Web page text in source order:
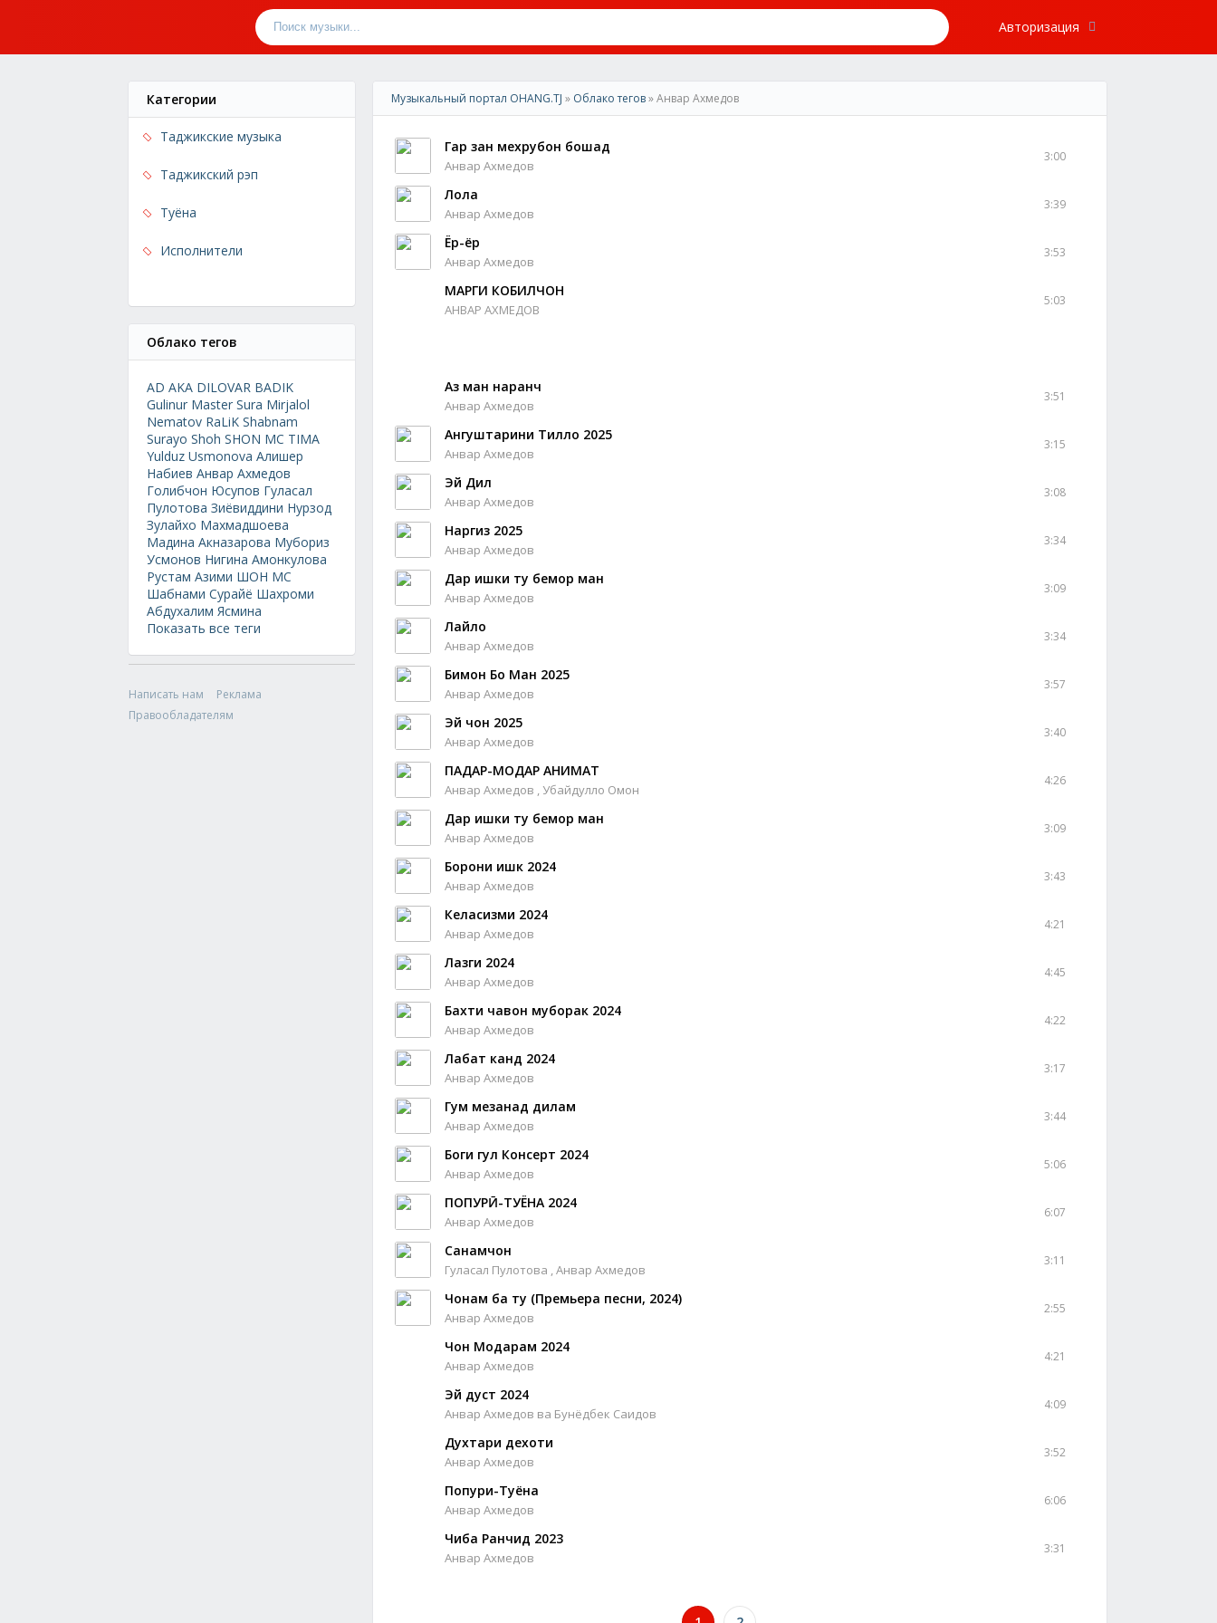
Авторизация
Категории
Таджикские музыка
Таджикский рэп
Туёна
Исполнители
Облако тегов
AD AKA DILOVAR BADIK
Gulinur Master Sura Mirjalol
Nematov RaLiK Shabnam
Surayo Shoh SHON MC TIMA
Yulduz Usmonova Алишер
Набиев Анвар Ахмедов
Голибчон Юсупов Гуласал
Пулотова Зиёвиддини Нурзод
Зулайхо Махмадшоева
Мадина Акназарова Мубориз
Усмонов Нигина Амонкулова
Рустам Азими ШОН МС
Шабнами Сурайё Шахроми
Абдухалим Ясмина
Показать все теги
Написать нам
Реклама
Правообладателям
Музыкальный портал OHANG.TJ » Облако тегов» Анвар Ахмедов
Гар зан мехрубон бошад
Анвар Ахмедов
3:00
Лола
Анвар Ахмедов
3:39
Ёр-ёр
Анвар Ахмедов
3:53
МАРГИ КОБИЛЧОН
АНВАР АХМЕДОВ
5:03
Аз ман наранч
Анвар Ахмедов
3:51
Ангуштарини Тилло 2025
Анвар Ахмедов
3:15
Эй Дил
Анвар Ахмедов
3:08
Наргиз 2025
Анвар Ахмедов
3:34
Дар ишки ту бемор ман
Анвар Ахмедов
3:09
Лайло
Анвар Ахмедов
3:34
Бимон Бо Ман 2025
Анвар Ахмедов
3:57
Эй чон 2025
Анвар Ахмедов
3:40
ПАДАР-МОДАР ҒАНИМАТ
Анвар Ахмедов , Убайдулло Омон
4:26
Дар ишки ту бемор ман
Анвар Ахмедов
3:09
Борони ишк 2024
Анвар Ахмедов
3:43
Келасизми 2024
Анвар Ахмедов
4:21
Лазги 2024
Анвар Ахмедов
4:45
Бахти чавон муборак 2024
Анвар Ахмедов
4:22
Лабат канд 2024
Анвар Ахмедов
3:17
Гум мезанад дилам
Анвар Ахмедов
3:44
Боги гул Консерт 2024
Анвар Ахмедов
5:06
ПОПУРӢ-ТУЁНА 2024
Анвар Ахмедов
6:07
Санамчон
Гуласал Пулотова , Анвар Ахмедов
3:11
Чонам ба ту (Премьера песни, 2024)
Анвар Ахмедов
2:55
Чон Модарам 2024
Анвар Ахмедов
4:21
Эй дуст 2024
Анвар Ахмедов ва Бунёдбек Саидов
4:09
Духтари дехоти
Анвар Ахмедов
3:52
Попури-Туёна
Анвар Ахмедов
6:06
Чиба Ранчид 2023
Анвар Ахмедов
3:31